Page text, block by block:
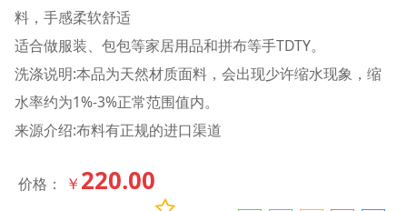
料，手感柔软舒适
适合做服装、包包等家居用品和拼布等手TDTY。
洗涤说明:本品为天然材质面料，会出现少许缩水现象，缩
水率约为1%-3%正常范围值内。
来源介绍:布料有正规的进口渠道
价格： ￥ 220.00